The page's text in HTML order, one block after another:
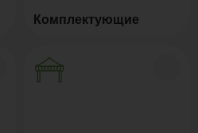
Комплектующие